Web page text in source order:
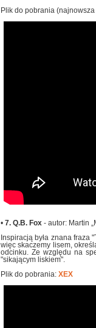
Plik do pobrania
• 7. Q.B. Fox - autor: Martin
Inspiracją była znana fraza
więc skaczemy lisem,
odcinku. Ze względu na
"sikającym liskiem".
Plik do pobrania: XEX